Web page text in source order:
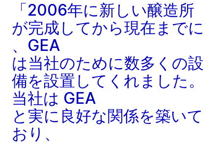
「2006年に新しい醸造所
が完成してから現在までに
、GEA
は当社のために数多くの設
備を設置してくれました。
当社は GEA
と実に良好な関係を築いて
おり、